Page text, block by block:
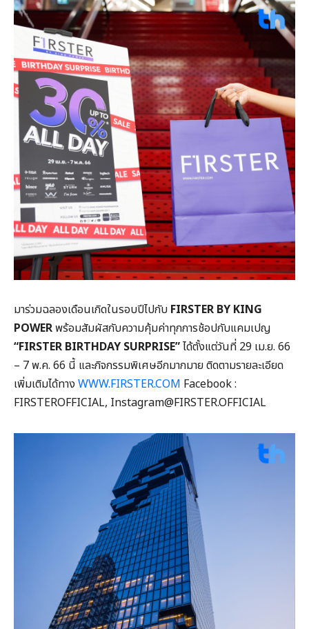
มาร่วมฉลองเดือนเกิดในรอบปีไปกับ FIRSTER BY KING
POWERพร้อมสัมผัสกับความคุ้มค่าทุกการช้อปกับแคมเปญ
“FIRSTER BIRTHDAY SURPRISE”ได้ตั้งแต่วันที่ 29 เม.ย. 66
– 7 พ.ค. 66 นี้ และกิจกรรมพิเศษอีกมากมาย ติดตามรายละเอียด
เพิ่มเติมได้ทาง WWW.FIRSTER.COM Facebook :
FIRSTEROFFICIAL, Instagram@FIRSTER.OFFICIAL